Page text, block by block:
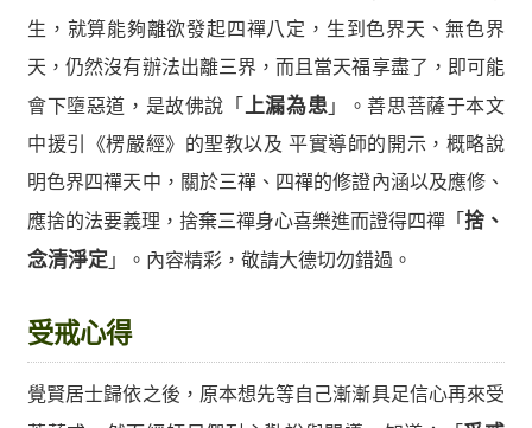
生，就算能夠離欲發起四禪八定，生到色界天、無色界
天，仍然沒有辦法出離三界，而且當天福享盡了，即可能
會下墮惡道，是故佛說「 上漏為患 」。善思菩薩于本文
中援引《楞嚴經》的聖教以及 平實導師的開示，概略說
明色界四禪天中，關於三禪、四禪的修證內涵以及應修、
應捨的法要義理，捨棄三禪身心喜樂進而證得四禪「 捨、
念清淨定 」。內容精彩，敬請大德切勿錯過。
受戒心得
覺賢居士歸依之後，原本想先等自己漸漸具足信心再來受